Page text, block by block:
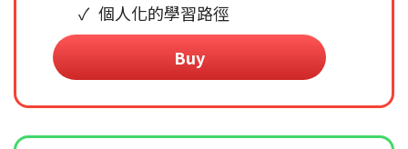
個人化的學習路徑
Buy